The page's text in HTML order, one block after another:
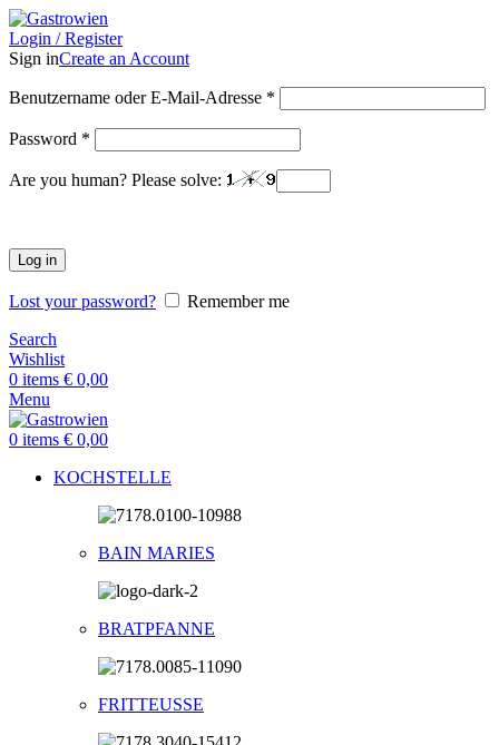
Login / Register
Sign inCreate an Account
Benutzername oder E-Mail-Adresse *
Password *
Are you human? Please solve:
Log in
Lost your password?
Remember me
Search
Wishlist
0 items € 0,00
Menu
0 items € 0,00
KOCHSTELLE
BAIN MARIES
BRATPFANNE
FRITTEUSSE